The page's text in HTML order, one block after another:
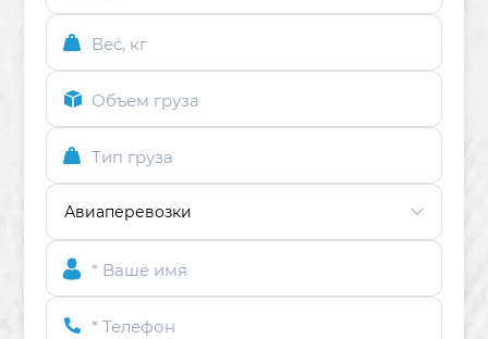
Вес, кг
Объем груза
Тип груза
* Ваше имя
* Телефон